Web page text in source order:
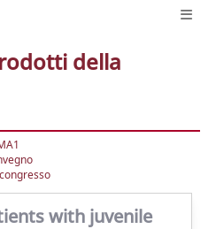
della
with juvenile